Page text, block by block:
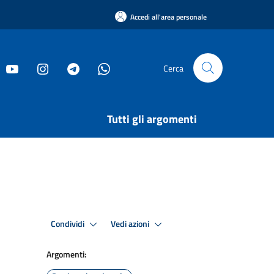
Accedi all'area personale
Cerca
Tutti gli argomenti
Condividi Vedi azioni
Argomenti: